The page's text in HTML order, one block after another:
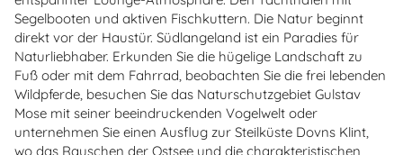
Segelbooten und aktiven Fischkuttern. Die Natur beginnt
direkt vor der Haustür. Südlangeland ist ein Paradies für
Naturliebhaber. Erkunden Sie die hügelige Landschaft zu
Fuß oder mit dem Fahrrad, beobachten Sie die frei lebenden
Wildpferde, besuchen Sie das Naturschutzgebiet Gulstav
Mose mit seiner beeindruckenden Vogelwelt oder
unternehmen Sie einen Ausflug zur Steilküste Dovns Klint,
wo das Rauschen der Ostsee und die charakteristischen